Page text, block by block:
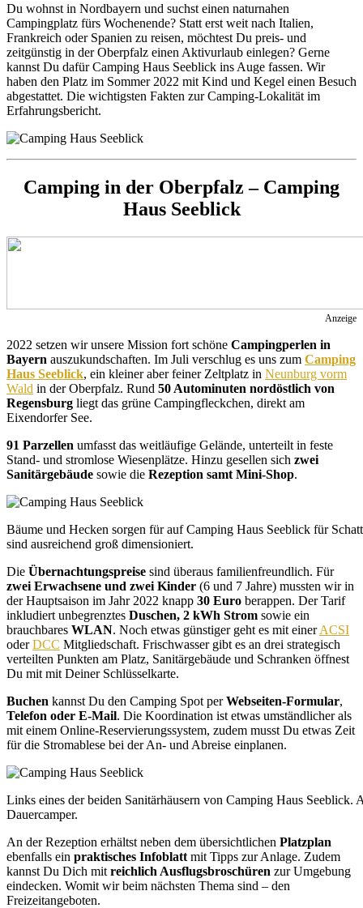
Du wohnst in Nordbayern und suchst einen naturnahen
Campingplatz fürs Wochenende? Statt erst weit nach Italien,
Frankreich oder Spanien zu reisen, möchtest Du preis- und
zeitgünstig in der Oberpfalz einen Aktivurlaub einlegen? Gerne
kannst Du dafür Camping Haus Seeblick ins Auge fassen. Wir
haben den Platz im Sommer 2022 mit Kind und Kegel einen Besuch
abgestattet. Die wichtigsten Fakten zur Camping-Lokalität im
Erfahrungsbericht.
Camping in der Oberpfalz – Camping
Haus Seeblick
Anzeige
2022 setzen wir unsere Mission fort schöne Campingperlen in
Bayern auszukundschaften. Im Juli verschlug es uns zum Camping
Haus Seeblick, ein kleiner aber feiner Zeltplatz in Neunburg vorm
Wald in der Oberpfalz. Rund 50 Autominuten nordöstlich von
Regensburg liegt das grüne Campingfleckchen, direkt am
Eixendorfer See.
91 Parzellen umfasst das weitläufige Gelände, unterteilt in feste
Stand- und stromlose Wiesenplätze. Hinzu gesellen sich zwei
Sanitärgebäude sowie die Rezeption samt Mini-Shop.
Bäume und Hecken sorgen für auf Camping Haus Seeblick für
sind ausreichend groß dimensioniert.
Die Übernachtungspreise sind überaus familienfreundlich. Für
zwei Erwachsene und zwei Kinder (6 und 7 Jahre) mussten wir in
der Hauptsaison im Jahr 2022 knapp 30 Euro berappen. Der Tarif
inkludiert unbegrenztes Duschen, 2 kWh Strom sowie ein
brauchbares WLAN. Noch etwas günstiger geht es mit einerACSI
oderDCC Mitgliedschaft. Frischwasser gibt es an drei strategisch
verteilten Punkten am Platz, Sanitärgebäude und Schranken öffnest
Du mit mit Deiner Schlüsselkarte.
Buchen kannst Du den Camping Spot perWebseiten-Formular,
Telefon oder E-Mail. Die Koordination ist etwas umständlicher als
mit einem Online-Reservierungssystem, zudem musst Du etwas Zeit
für die Stromablese bei der An- und Abreise einplanen.
Links eines der beiden Sanitärhäusern von Camping Haus Seeblick.
Dauercamper.
An der Rezeption erhältst neben dem übersichtlichen Platzplan
ebenfalls ein praktisches Infoblatt mit Tipps zur Anlage. Zudem
kannst Du Dich mit reichlich Ausflugsbroschüren zur Umgebung
eindecken. Womit wir beim nächsten Thema sind – den
Freizeitangeboten.